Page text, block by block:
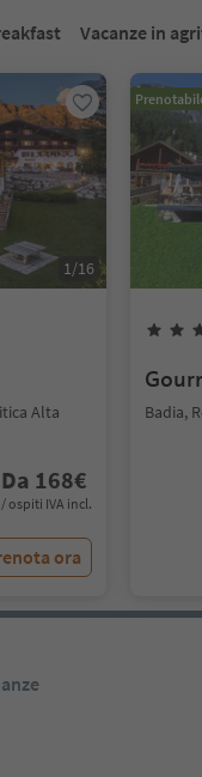
Vacanze in
1/16
Alta
Da 168€
ospiti IVA incl.
ora
Badia,